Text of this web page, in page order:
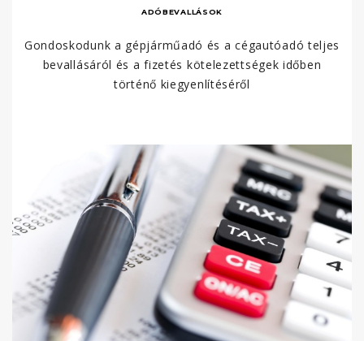
ADÓBEVALLÁSOK
Gondoskodunk a gépjárműadó és a cégautóadó teljes
bevallásáról és a fizetés kötelezettségek időben
történő kiegyenlítéséről